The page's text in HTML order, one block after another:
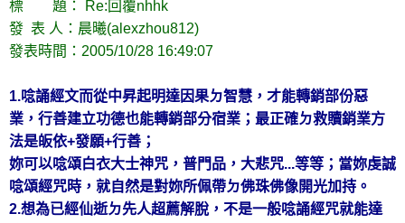
標 題： Re:回覆nhhk
發 表 人：晨曦(alexzhou812)
發表時間：2005/10/28 16:49:07
1.唸誦經文而從中昇起明達因果ㄉ智慧，才能轉銷部份惡
業，行善建立功德也能轉銷部分宿業；最正確ㄉ救贖銷業方
法是皈依+發願+行善；
妳可以唸頌白衣大士神咒，普門品，大悲咒...等等；當妳虔誠
唸頌經咒時，就自然是對妳所佩帶ㄉ佛珠佛像開光加持。
2.想為已經仙逝ㄉ先人超薦解脫，不是一般唸誦經咒就能達